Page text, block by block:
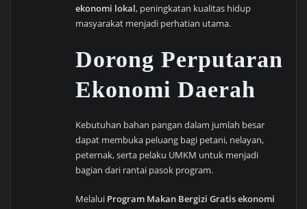
ekonomi lokal, peningkatan kualitas hidup
masyarakat menjadi perhatian utama.
Dorong Perputaran
Ekonomi Daerah
Kebutuhan bahan pangan dalam jumlah besar
dapat membuka peluang bagi petani, nelayan,
peternak, serta pelaku UMKM untuk menjadi
bagian dari rantai pasok program.
Melalui Program Makan Bergizi Gratis ekonomi